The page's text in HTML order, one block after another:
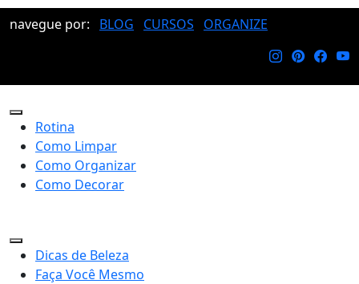
navegue por: BLOG CURSOS ORGANIZE
Rotina
Como Limpar
Como Organizar
Como Decorar
Dicas de Beleza
Faça Você Mesmo